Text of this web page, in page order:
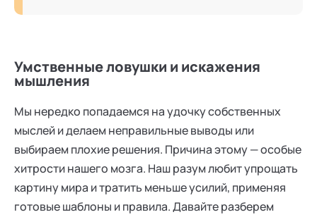
Умственные ловушки и искажения
мышления
Мы нередко попадаемся на удочку собственных
мыслей и делаем неправильные выводы или
выбираем плохие решения. Причина этому — особые
хитрости нашего мозга. Наш разум любит упрощать
картину мира и тратить меньше усилий, применяя
готовые шаблоны и правила. Давайте разберем